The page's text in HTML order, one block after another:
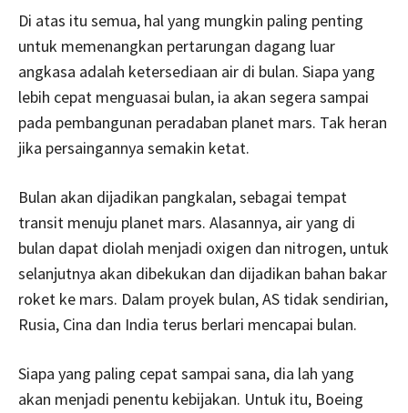
Di atas itu semua, hal yang mungkin paling penting
untuk memenangkan pertarungan dagang luar
angkasa adalah ketersediaan air di bulan. Siapa yang
lebih cepat menguasai bulan, ia akan segera sampai
pada pembangunan peradaban planet mars. Tak heran
jika persaingannya semakin ketat.
Bulan akan dijadikan pangkalan, sebagai tempat
transit menuju planet mars. Alasannya, air yang di
bulan dapat diolah menjadi oxigen dan nitrogen, untuk
selanjutnya akan dibekukan dan dijadikan bahan bakar
roket ke mars. Dalam proyek bulan, AS tidak sendirian,
Rusia, Cina dan India terus berlari mencapai bulan.
Siapa yang paling cepat sampai sana, dia lah yang
akan menjadi penentu kebijakan. Untuk itu, Boeing